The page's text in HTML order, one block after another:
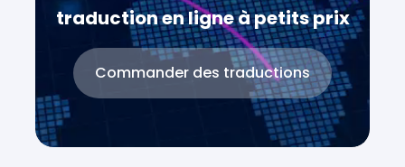
traduction en ligne à petits prix
Commander des traductions